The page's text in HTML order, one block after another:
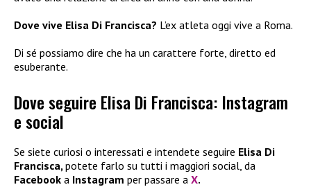
Dove vive Elisa Di Francisca? L’ex atleta oggi vive a Roma.
Di sé possiamo dire che ha un carattere forte, diretto ed
esuberante.
Dove seguire Elisa Di Francisca: Instagram
e social
Se siete curiosi o interessati e intendete seguire Elisa Di
Francisca, potete farlo su tutti i maggiori social, da
Facebook a Instagram per passare a X.